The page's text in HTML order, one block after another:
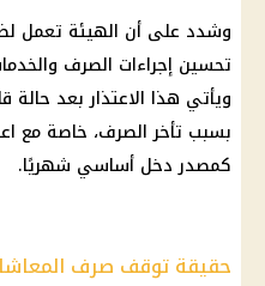
وشدد على أن الهيئة تعمل
تحسين إجراءات الصرف
ويأتي هذا الاعتذار بعد
بسبب تأخر الصرف، خاصة مع
كمصدر دخل أساسي شهريًا.
حقيقة توقف صرف